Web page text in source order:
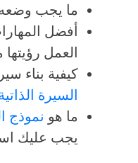
ما يجب وضعه
أفضل
العمل
كيفية بناء
السيرة
ما هو نموذج
يجب عليك